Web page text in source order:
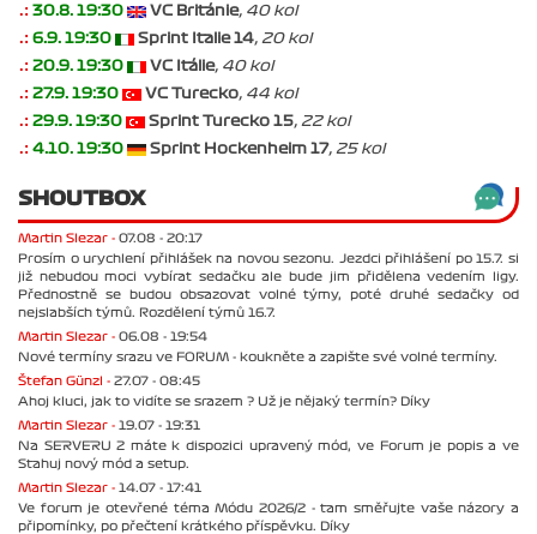
.: 30.8. 19:30 VC Británie, 40 kol
.: 6.9. 19:30 Sprint Italie 14, 20 kol
.: 20.9. 19:30 VC Itálie, 40 kol
.: 27.9. 19:30 VC Turecko, 44 kol
.: 29.9. 19:30 Sprint Turecko 15, 22 kol
.: 4.10. 19:30 Sprint Hockenheim 17, 25 kol
SHOUTBOX
Martin Slezar - 07.08 - 20:17
Prosím o urychlení přihlášek na novou sezonu. Jezdci přihlášení po 15.7. si
již nebudou moci vybírat sedačku ale bude jim přidělena vedením ligy.
Přednostně se budou obsazovat volné týmy, poté druhé sedačky od
nejslabších týmů. Rozdělení týmů 16.7.
Martin Slezar - 06.08 - 19:54
Nové termíny srazu ve FORUM - koukněte a zapište své volné termíny.
Štefan Günzl - 27.07 - 08:45
Ahoj kluci, jak to vidíte se srazem ? Už je nějaký termín? Díky
Martin Slezar - 19.07 - 19:31
Na SERVERU 2 máte k dispozici upravený mód, ve Forum je popis a ve
Stahuj nový mód a setup.
Martin Slezar - 14.07 - 17:41
Ve forum je otevřené téma Módu 2026/2 - tam směřujte vaše názory a
připomínky, po přečtení krátkého příspěvku. Díky